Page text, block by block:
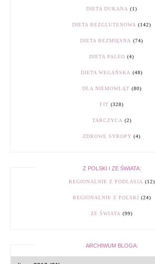
DIETA DUKANA (1)
DIETA BEZGLUTENOWA (142)
DIETA BEZMIĘSNA (74)
DIETA PALEO (4)
DIETA WEGAŃSKA (48)
DLA NIEMOWLĄT (80)
FIT (328)
TARCZYCA (2)
ZDROWE SYROPY (4)
Z POLSKI I ZE ŚWIATA:
REGIONALNIE Z PODLASIA (12)
REGIONALNIE Z POLSKI (24)
ZE ŚWIATA (99)
ARCHIWUM BLOGA: